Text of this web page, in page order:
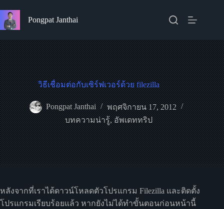
to
content
Pongpat Janthai
วิธีเชื่อมต่อกับเซิร์ฟเวอร์ด้วย filezilla
Pongpat Janthai
พฤศจิกายน 17, 2012
บทความน่ารู้,อัพเดททริป
หลังจากที่เราได้ดาวน์โหลดตัวโปรแกรม Filezilla และติดตั้ง
โปรแกรมเรียบร้อยแล้ว หากยังไม่ได้ทำขั้นตอนก่อนหน้านี้